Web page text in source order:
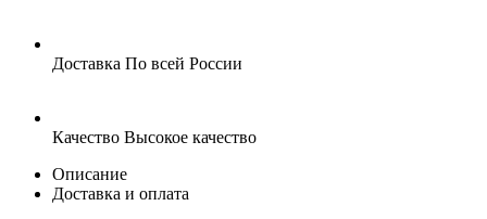
Доставка По всей России
Качество Высокое качество
Описание
Доставка и оплата